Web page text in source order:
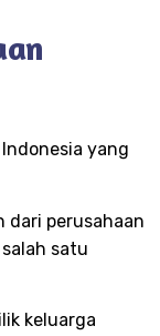
yang
dari perusahaan
satu
keluarga